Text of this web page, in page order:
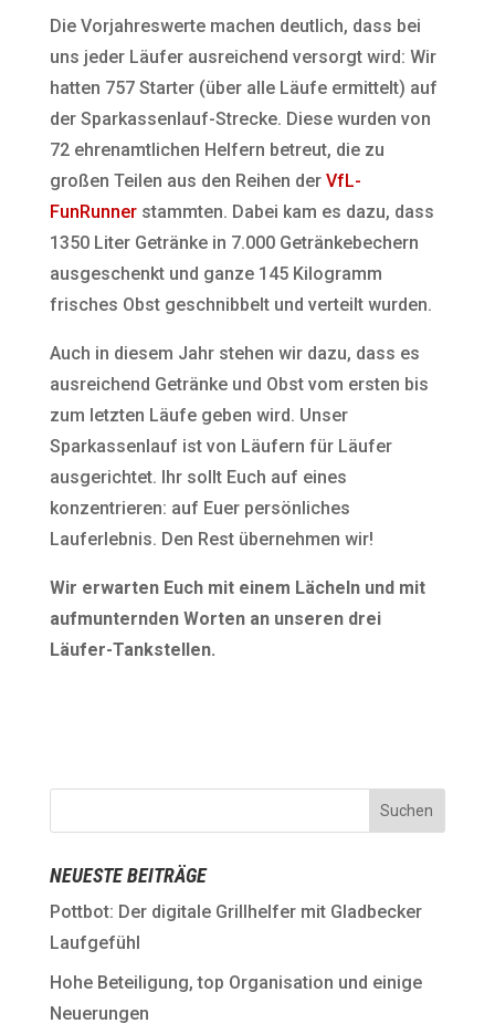
Die Vorjahreswerte machen deutlich, dass bei
uns jeder Läufer ausreichend versorgt wird: Wir
hatten 757 Starter (über alle Läufe ermittelt) auf
der Sparkassenlauf-Strecke. Diese wurden von
72 ehrenamtlichen Helfern betreut, die zu
großen Teilen aus den Reihen der VfL-
FunRunnerstammten. Dabei kam es dazu, dass
1350 Liter Getränke in 7.000 Getränkebechern
ausgeschenkt und ganze 145 Kilogramm
frisches Obst geschnibbelt und verteilt wurden.
Auch in diesem Jahr stehen wir dazu, dass es
ausreichend Getränke und Obst vom ersten bis
zum letzten Läufe geben wird. Unser
Sparkassenlauf ist von Läufern für Läufer
ausgerichtet. Ihr sollt Euch auf eines
konzentrieren: auf Euer persönliches
Lauferlebnis. Den Rest übernehmen wir!
Wir erwarten Euch mit einem Lächeln und mit
aufmunternden Worten an unseren drei
Läufer-Tankstellen.
NEUESTE BEITRÄGE
Pottbot: Der digitale Grillhelfer mit Gladbecker
Laufgefühl
Hohe Beteiligung, top Organisation und einige
Neuerungen